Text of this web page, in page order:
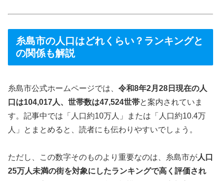
糸島市の人口はどれくらい？ランキングと
の関係も解説
糸島市公式ホームページでは、 令和8年2月28日現在の人
口は104,017人、世帯数は47,524世帯と案内されていま
す。記事中では「人口約10万人」または「人口約10.4万
人」とまとめると、読者にも伝わりやすいでしょう。
ただし、この数字そのものより重要なのは、糸島市が人口
25万人未満の街を対象にしたランキングで高く評価され